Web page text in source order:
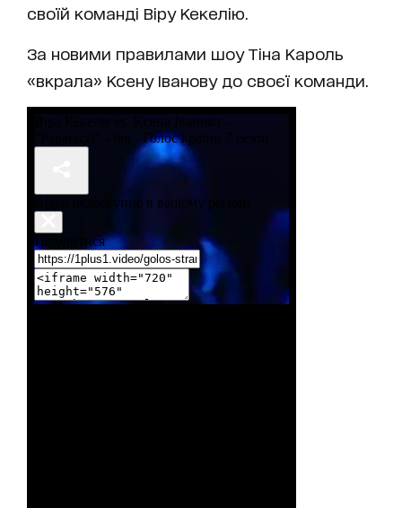
своїй команді Віру Кекелію.
За новими правилами шоу Тіна Кароль
«вкрала» Ксену Іванову до своєї команди.